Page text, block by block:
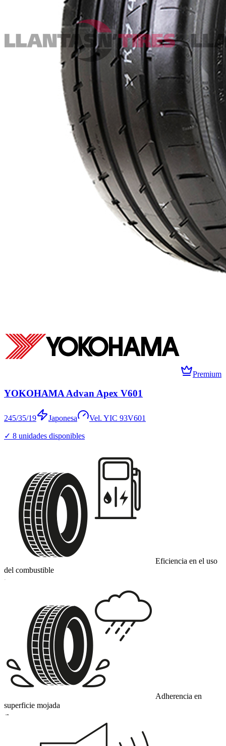
Premium
YOKOHAMA Advan Apex V601
245/35/19 Japonesa Vel. YIC 93V601
✓ 8 unidades disponibles
Eficiencia en el uso
del combustible
C
Adherencia en
superficie mojada
A